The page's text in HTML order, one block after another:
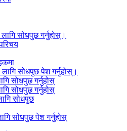
सोधपुछ गर्नुहोस्।
सोधपुछ पेश गर्नुहोस्।
सोधपुछ गर्नुहोस्
सोधपुछ गर्नुहोस्
सोधपुछ
सोधपुछ पेश गर्नुहोस्